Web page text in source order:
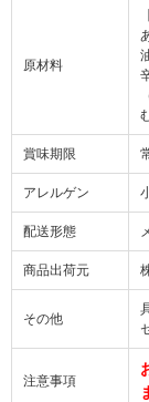
原材料
賞味期限
アレルゲン
配送形態
商品出荷元
その他
注意事項